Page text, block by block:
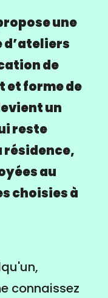
une
d’ateliers
de
et forme de
un
reste
résidence,
au
choisies à
connaissez